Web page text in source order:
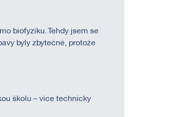
biofyziku. Tehdy jsem se
byly zbytečné, protože
školu – více technicky